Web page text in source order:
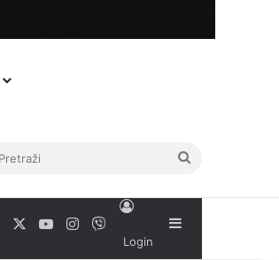
skin
YouTubeInstagram
Viber
Login
Sidebar